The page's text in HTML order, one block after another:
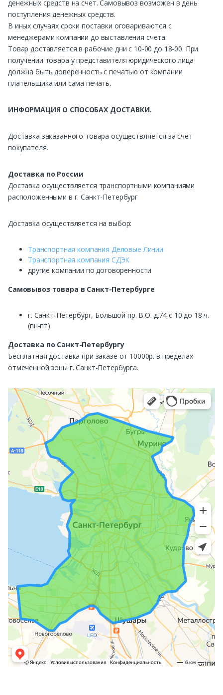
денежных средств на счет. Самовывоз возможен в день
поступления денежных средств.
В иных случаях сроки поставки оговариваются с
менеджерами компании до выставления счета.
Товар доставляется в рабочие дни с 10-00 до 18-00. При
получении товара у представителя юридического лица
должна быть доверенность с печатью от компании
плательщика или сама печать.
ИНФОРМАЦИЯ О СПОСОБАХ ДОСТАВКИ.
Доставка заказанного товара осуществляется за счет
покупателя.
Доставка по России
Доставка осуществляется транспортными компаниями
расположенными в г. Санкт-Петербург
Доставка осуществляется на выбор:
Транспортная компания Деловые Линии
Транспортная компания СДЭК
другие компании по договоренности
Самовывоз товара в Санкт-Петербурге
г. Санкт-Петербург, Большой пр. В.О. д.74 с 10 до 18 ч.
(пн-пт)
Доставка по Санкт-Петербургу
Бесплатная доставка при заказе от 10000р. в пределах
отмеченной зоны г. Санкт-Петербурга.